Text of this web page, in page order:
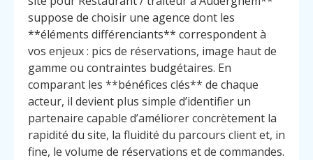
suppose de choisir une agence dont les
**éléments différenciants** correspondent à
vos enjeux : pics de réservations, image haut de
gamme ou contraintes budgétaires. En
comparant les **bénéfices clés** de chaque
acteur, il devient plus simple d’identifier un
partenaire capable d’améliorer concrètement la
rapidité du site, la fluidité du parcours client et, in
fine, le volume de réservations et de commandes.